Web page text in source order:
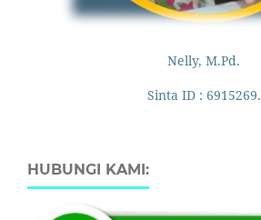
Nelly, M.Pd.
Sinta ID : 6915269.
HUBUNGI KAMI: